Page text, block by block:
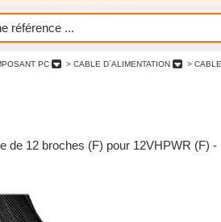
PC > CABLE D`ALIMENTATION >
de 12 broches (F) pour 12VHPWR (F) -